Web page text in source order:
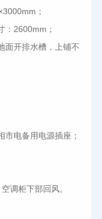
；
：2600mm；
面开排水槽，上铺不
市电备用电源插座；
调柜下部回风。